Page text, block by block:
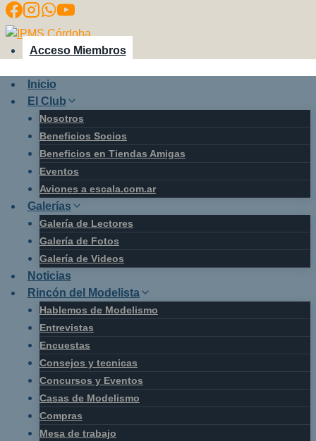
Saltar
al
contenido
Acceso Miembros
Inicio
El Club
Nosotros
Beneficios Socios
Beneficios en Tiendas Amigas
Eventos
Aviones a escala.com.ar
Galerías
Galería de Lectores
Galería de Fotos
Galería de Videos
Noticias
Rincón del Modelista
Hablemos de Modelismo
Entrevistas
Encuestas
Consejos y tecnicas
Concursos y Eventos
Casas de Modelismo
Compras
Mesa de trabajo